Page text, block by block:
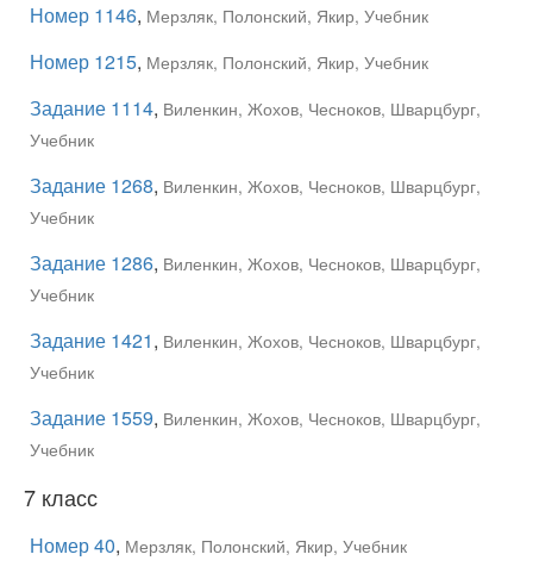
Номер 1146, Мерзляк, Полонский, Якир, Учебник
Номер 1215, Мерзляк, Полонский, Якир, Учебник
Задание 1114, Виленкин, Жохов, Чесноков, Шварцбург,
Учебник
Задание 1268, Виленкин, Жохов, Чесноков, Шварцбург,
Учебник
Задание 1286, Виленкин, Жохов, Чесноков, Шварцбург,
Учебник
Задание 1421, Виленкин, Жохов, Чесноков, Шварцбург,
Учебник
Задание 1559, Виленкин, Жохов, Чесноков, Шварцбург,
Учебник
7 класс
Номер 40, Мерзляк, Полонский, Якир, Учебник